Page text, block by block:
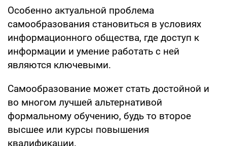
Особенно актуальной проблема
самообразования становиться в условиях
информационного общества, где доступ к
информации и умение работать с ней
являются ключевыми.
Самообразование может стать достойной и
во многом лучшей альтернативой
формальному обучению, будь то второе
высшее или курсы повышения
квалификации.